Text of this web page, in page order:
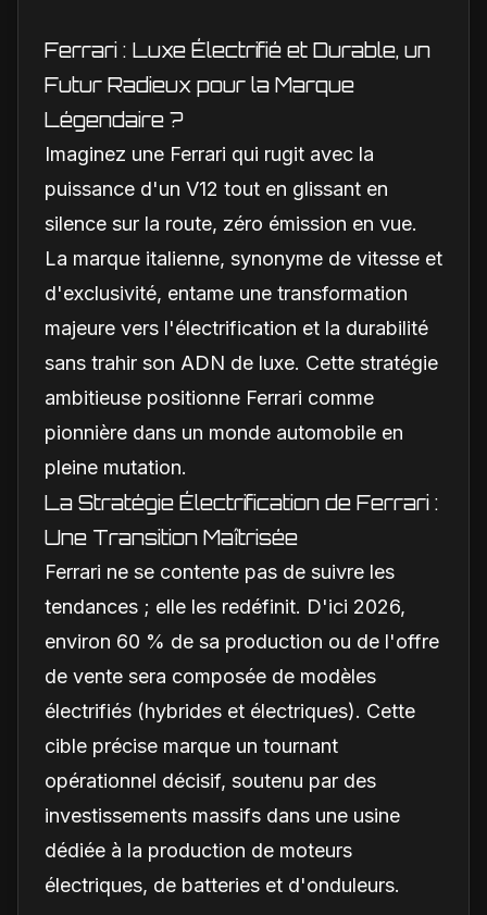
Ferrari : Luxe Électrifié et Durable, un
Futur Radieux pour la Marque
Légendaire ?
Imaginez une Ferrari qui rugit avec la
puissance d'un V12 tout en glissant en
silence sur la route, zéro émission en vue.
La marque italienne, synonyme de vitesse et
d'exclusivité, entame une transformation
majeure vers l'électrification et la durabilité
sans trahir son ADN de luxe. Cette stratégie
ambitieuse positionne Ferrari comme
pionnière dans un monde automobile en
pleine mutation.
La Stratégie Électrification de Ferrari :
Une Transition Maîtrisée
Ferrari ne se contente pas de suivre les
tendances ; elle les redéfinit. D'ici 2026,
environ 60 % de sa production ou de l'offre
de vente sera composée de modèles
électrifiés (hybrides et électriques). Cette
cible précise marque un tournant
opérationnel décisif, soutenu par des
investissements massifs dans une usine
dédiée à la production de moteurs
électriques, de batteries et d'onduleurs.